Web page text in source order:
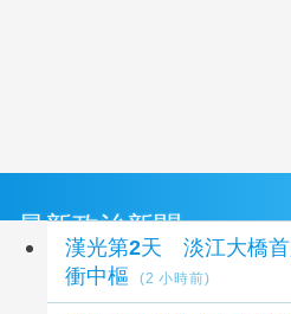
最新政治新聞
漢光第2天 淡江大橋首
衝中樞
(2 小時前)